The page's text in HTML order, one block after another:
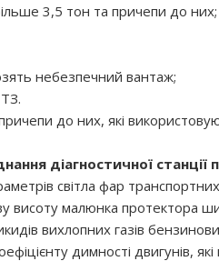
3,5 тон та причепи до них;
небезпечний вантаж;
причепи до них, які
діагностичної станції
світла фар транспортних
висоту малюнка протектора
вихлопних газів
димності двигунів,